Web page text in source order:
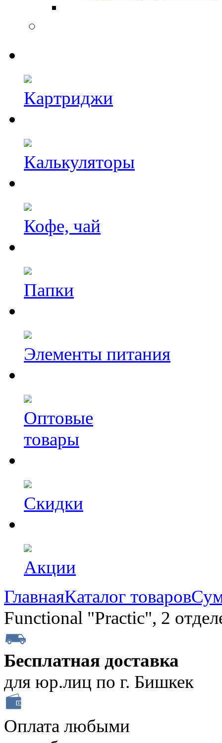
Картриджи
Калькуляторы
Кофе, чай
Папки
Элементы питания
Оптовые
товары
Скидки
Акции
ГлавнаяКаталог товаров
Functional "Practic", 2
Бесплатная доставка
для юр.лиц по г. Бишкек
Оплата любыми